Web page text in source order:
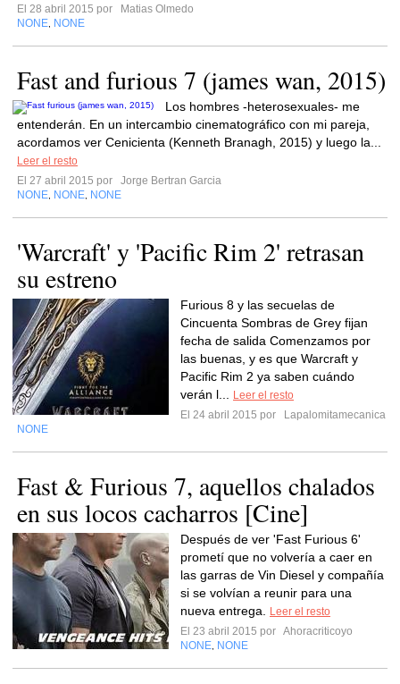
El 28 abril 2015 por
Matias Olmedo
NONE NONE
Fast and furious 7 (james wan, 2015)
Los hombres -heterosexuales- me
entenderán. En un intercambio cinematográfico con mi pareja,
acordamos ver Cenicienta (Kenneth Branagh, 2015) y luego la...
Leer el resto
El 27 abril 2015 por
Jorge Bertran Garcia
NONE NONE NONE
'Warcraft' y 'Pacific Rim 2' retrasan
su estreno
Furious 8 y las secuelas de
Cincuenta Sombras de Grey fijan
fecha de salida Comenzamos por
las buenas, y es que Warcraft y
Pacific Rim 2 ya saben cuándo
verán l...
Leer el resto
El 24 abril 2015 por
Lapalomitamecanica
NONE
Fast & Furious 7, aquellos chalados
en sus locos cacharros [Cine]
Después de ver 'Fast Furious 6'
prometí que no volvería a caer en
las garras de Vin Diesel y compañía
si se volvían a reunir para una
nueva entrega.
Leer el resto
El 23 abril 2015 por Ahoracriticoyo
NONE NONE